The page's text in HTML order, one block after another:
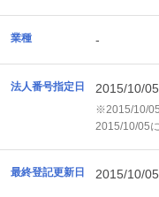
業種 -
法人番号指定日 2015/10/05
※2015/10/
2015/10/05
最終登記更新日 2015/10/05